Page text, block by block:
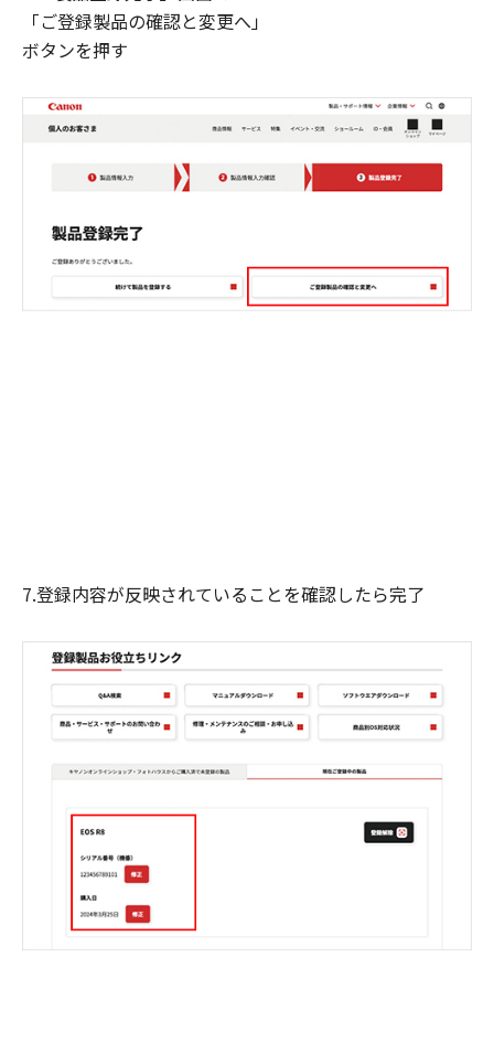
「ご登録製品の確認と変更へ」
ボタンを押す
7.登録内容が反映されていることを確認したら完了